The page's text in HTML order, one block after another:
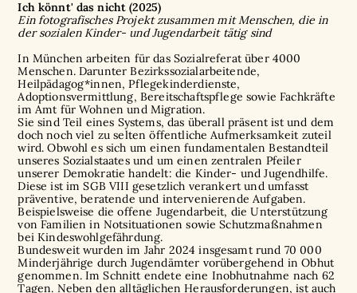
Ich könnt' das nicht (2025)
Ein fotografisches Projekt zusammen mit Menschen, die in
der sozialen Kinder- und Jugendarbeit tätig sind
In München arbeiten für das Sozialreferat über 4000
Menschen. Darunter Bezirkssozialarbeitende,
Heilpädagog*innen, Pflegekinderdienste,
Adoptionsvermittlung, Bereitschaftspflege sowie Fachkräfte
im Amt für Wohnen und Migration.
Sie sind Teil eines Systems, das überall präsent ist und dem
doch noch viel zu selten öffentliche Aufmerksamkeit zuteil
wird. Obwohl es sich um einen fundamentalen Bestandteil
unseres Sozialstaates und um einen zentralen Pfeiler
unserer Demokratie handelt: die Kinder- und Jugendhilfe.
Diese ist im SGB VIII gesetzlich verankert und umfasst
präventive, beratende und intervenierende Aufgaben.
Beispielsweise die offene Jugendarbeit, die Unterstützung
von Familien in Notsituationen sowie Schutzmaßnahmen
bei Kindeswohlgefährdung.
Bundesweit wurden im Jahr 2024 insgesamt rund 70 000
Minderjährige durch Jugendämter vorübergehend in Obhut
genommen. Im Schnitt endete eine Inobhutnahme nach 62
Tagen. Neben den alltäglichen Herausforderungen, ist auch